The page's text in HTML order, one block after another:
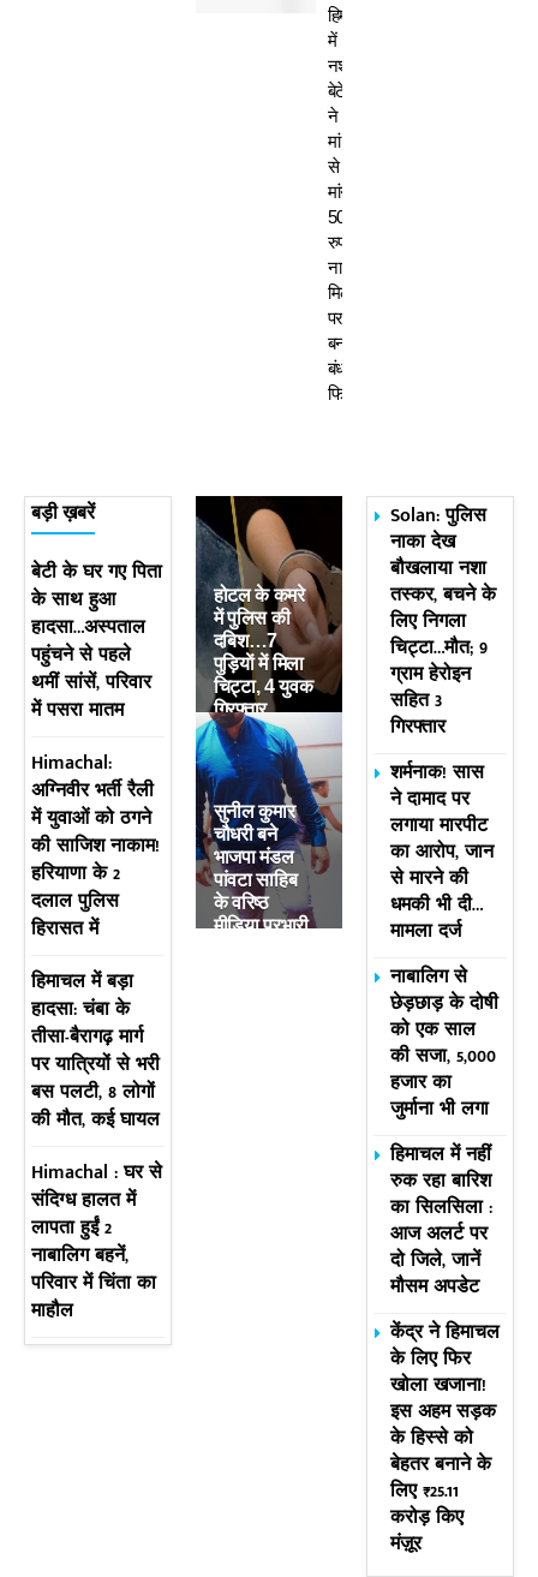
हिमाचल
में
नशेड़ी
बेटे
ने
मां
से
मांगे
50
रुपए-
ना
मिलने
पर
बनाया
बंधक,
फिर…
बड़ी ख़बरें
बेटी के घर गए पिता
के साथ हुआ
हादसा…अस्पताल
पहुंचने से पहले
थमीं सांसें, परिवार
में पसरा मातम
Himachal:
अग्निवीर भर्ती रैली
में युवाओं को ठगने
की साजिश नाकाम!
हरियाणा के 2
दलाल पुलिस
हिरासत में
हिमाचल में बड़ा
हादसा: चंबा के
तीसा-बैरागढ़ मार्ग
पर यात्रियों से भरी
बस पलटी, 8 लोगों
की मौत, कई घायल
Himachal : घर से
संदिग्ध हालत में
लापता हुईं 2
नाबालिग बहनें,
परिवार में चिंता का
माहौल
होटल के कमरे
में पुलिस की
दबिश…7
पुड़ियाें में मिला
चिट्टा, 4 युवक
गिरफ्तार
सुनील कुमार
चौधरी बने
भाजपा मंडल
पांवटा साहिब
के वरिष्ठ
मीडिया प्रभारी
Solan: पुलिस
नाका देख
बौखलाया नशा
तस्कर, बचने के
लिए निगला
चिट्टा…मौत; 9
ग्राम हेरोइन
सहित 3
गिरफ्तार
शर्मनाक! सास
ने दामाद पर
लगाया मारपीट
का आरोप, जान
से मारने की
धमकी भी दी…
मामला दर्ज
नाबालिग से
छेड़छाड़ के दोषी
को एक साल
की सजा, 5,000
हजार का
जुर्माना भी लगा
हिमाचल में नहीं
रुक रहा बारिश
का सिलसिला :
आज अलर्ट पर
दो जिले, जानें
मौसम अपडेट
केंद्र ने हिमाचल
के लिए फिर
खोला खजाना!
इस अहम सड़क
के हिस्से को
बेहतर बनाने के
लिए ₹25.11
करोड़ किए
मंज़ूर